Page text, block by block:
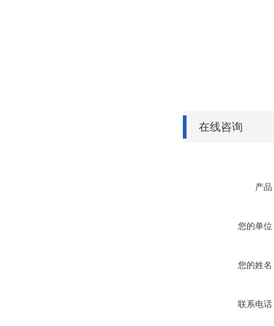
在线咨询
产品
您的单位
您的姓名
联系电话